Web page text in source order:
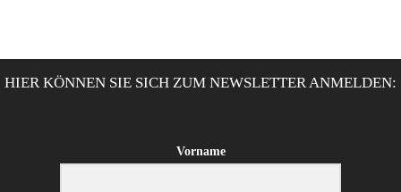
HIER KÖNNEN SIE SICH ZUM NEWSLETTER ANMELDEN:
Vorname